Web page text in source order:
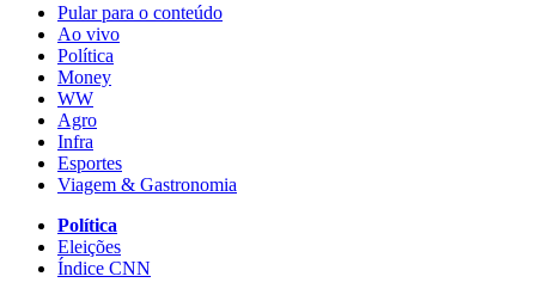
Pular para o conteúdo
Ao vivo
Política
Money
WW
Agro
Infra
Esportes
Viagem & Gastronomia
Política
Eleições
Índice CNN